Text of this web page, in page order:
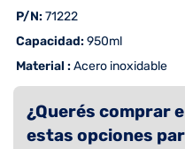
 P/N:71222
 Capacidad:950ml
 Material :Acero inoxidable
¿Querés comprar
estas opciones